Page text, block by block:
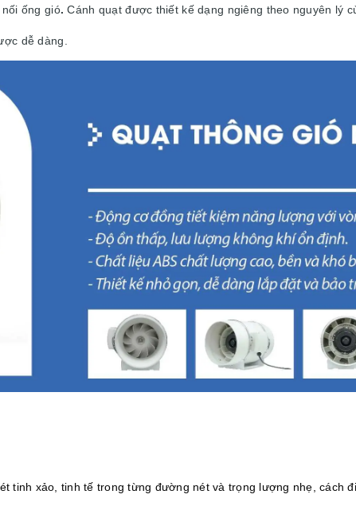
ống gió.Cánh quạt được thiết kế dạng ngiêng theo nguyên lý
dễ dàng.
tinh xảo, tinh tế trong từng đường nét và trọng lượng nhẹ, cách